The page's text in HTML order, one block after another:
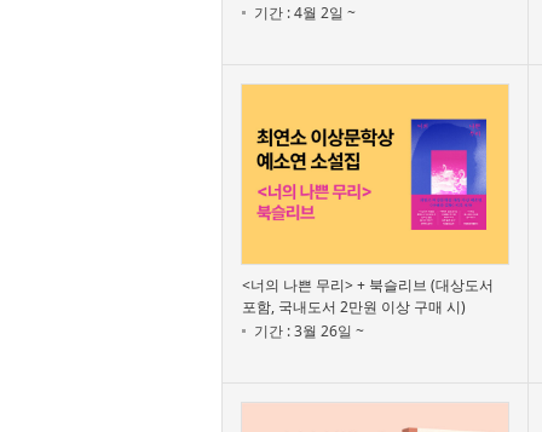
기간 : 4월 2일 ~
<너의 나쁜 무리> + 북슬리브 (대상도서
포함, 국내도서 2만원 이상 구매 시)
기간 : 3월 26일 ~